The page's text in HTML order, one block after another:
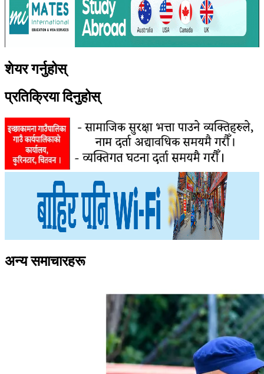
शेयर गर्नुहोस्
प्रतिक्रिया दिनुहोस्
अन्य समाचारहरू